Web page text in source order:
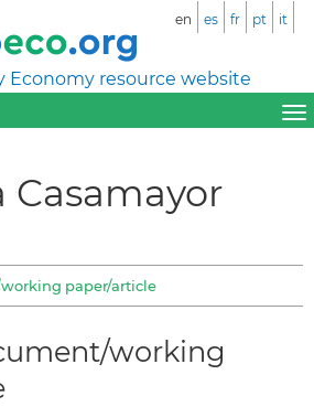
Economy resource website
en es fr pt it
Casamayor
paper/article
working